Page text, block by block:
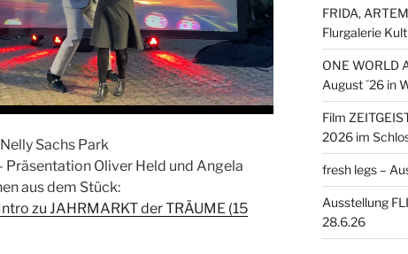
Sachs Park
Präsentation Oliver Held und Angela
aus dem Stück:
zu JAHRMARKT der TRÄUME (15
FRIDA,
Flurgalerie
ONE WORLD
August ´26 in
Film
2026 im
fresh legs –
Ausstellung
28.6.26